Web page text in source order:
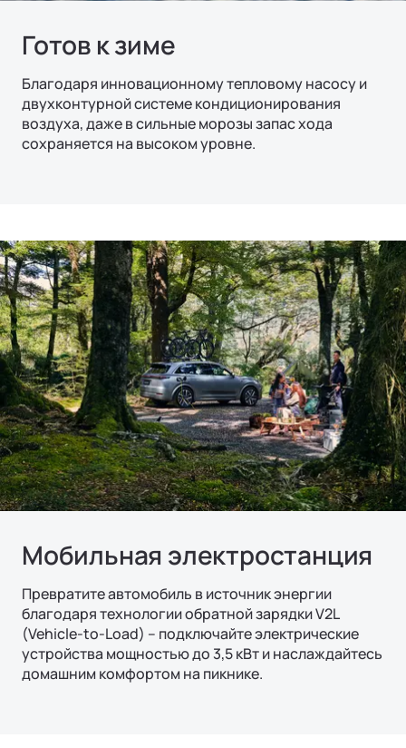
Готов к зиме
Благодаря инновационному тепловому насосу и
двухконтурной системе кондиционирования
воздуха, даже в сильные морозы запас хода
сохраняется на высоком уровне.
Мобильная электростанция
Превратите автомобиль в источник энергии
благодаря технологии обратной зарядки V2L
(Vehicle-to-Load) – подключайте электрические
устройства мощностью до 3,5 кВт и наслаждайтесь
домашним комфортом на пикнике.